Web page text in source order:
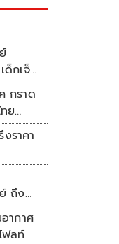
กเจ็บ
กราด
ย
ราคา
ถึง
ากาศ
ฟลท์